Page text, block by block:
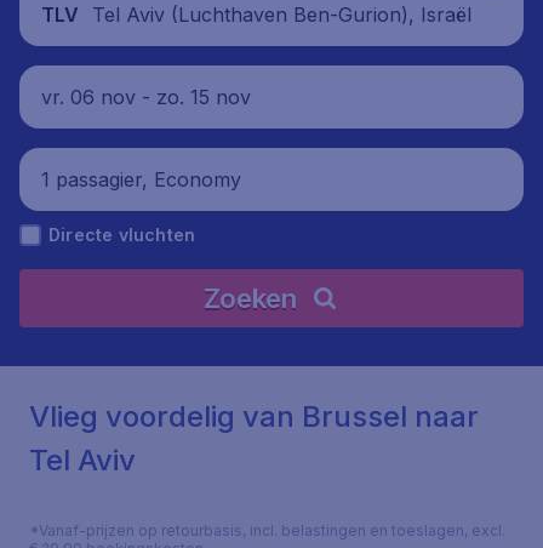
TLV Tel Aviv (Luchthaven Ben-Gurion), Israël
vr. 06 nov - zo. 15 nov
1 passagier, Economy
Directe vluchten
Zoeken
Vlieg voordelig van Brussel naar
Tel Aviv
*Vanaf-prijzen op retourbasis, incl. belastingen en toeslagen, excl.